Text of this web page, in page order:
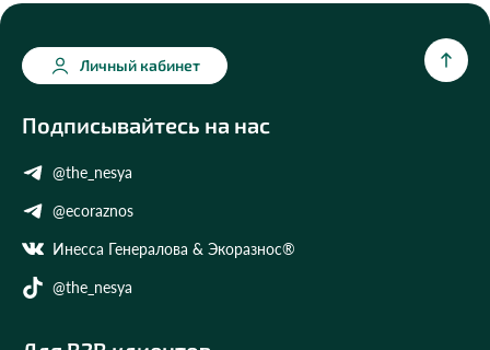
Подписывайтесь на нас
@the_nesya
@ecoraznos
Инесса Генералова & Экоразнос®
@the_nesya
Личный кабинет